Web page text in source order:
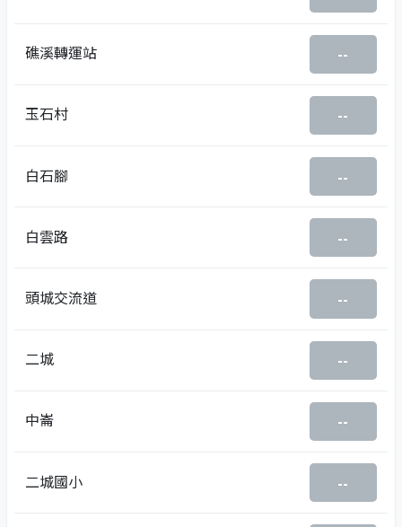
礁溪轉運站 --
玉石村 --
白石腳 --
白雲路 --
頭城交流道 --
二城 --
中崙 --
二城國小 --